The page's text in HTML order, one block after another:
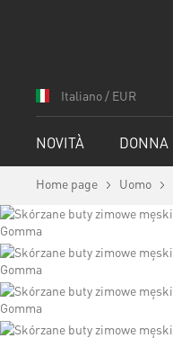
Italiano / EUR
NOVITÀ DONNA
Home page Uomo
Vai
alla
fine
della
galleria
di
immagini